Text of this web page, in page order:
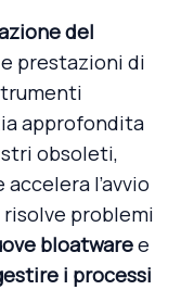
del
prestazioni di
approfondita
obsoleti,
l’avvio
problemi
bloatwaree
i processi